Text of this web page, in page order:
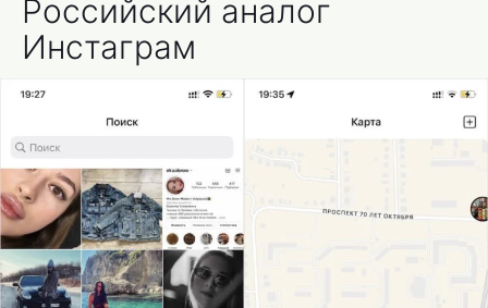
Российский аналог
Инстаграм